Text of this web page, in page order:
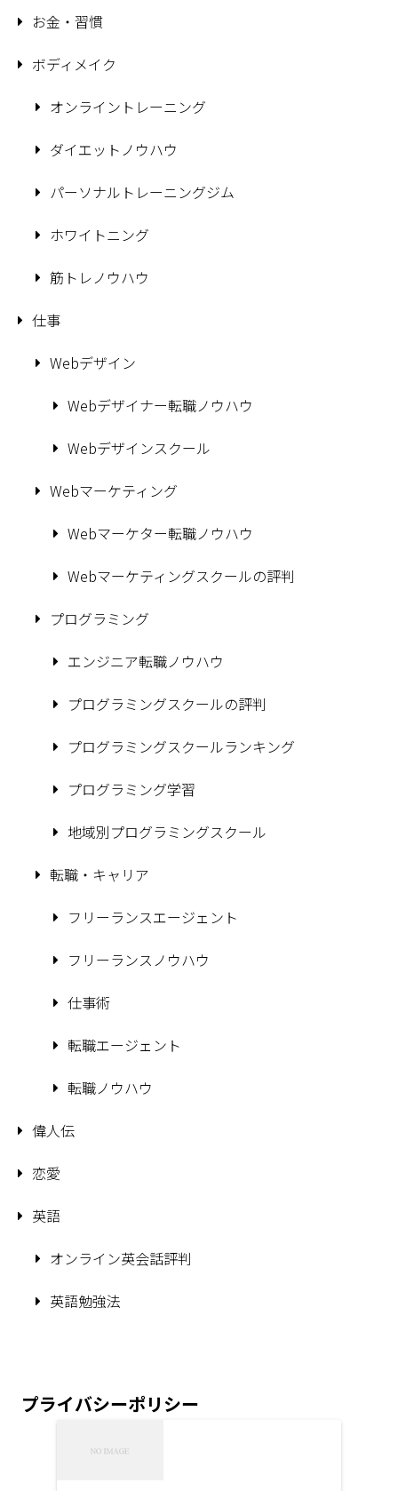
お金・習慣
ボディメイク
オンライントレーニング
ダイエットノウハウ
パーソナルトレーニングジム
ホワイトニング
筋トレノウハウ
仕事
Webデザイン
Webデザイナー転職ノウハウ
Webデザインスクール
Webマーケティング
Webマーケター転職ノウハウ
Webマーケティングスクールの評判
プログラミング
エンジニア転職ノウハウ
プログラミングスクールの評判
プログラミングスクールランキング
プログラミング学習
地域別プログラミングスクール
転職・キャリア
フリーランスエージェント
フリーランスノウハウ
仕事術
転職エージェント
転職ノウハウ
偉人伝
恋愛
英語
オンライン英会話評判
英語勉強法
プライバシーポリシー